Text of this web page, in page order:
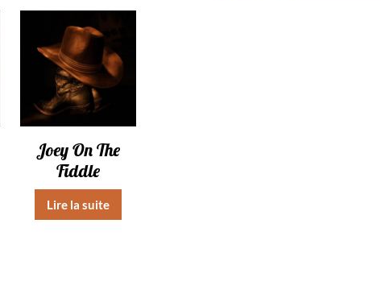
Joey On The
Fiddle
Lire la suite